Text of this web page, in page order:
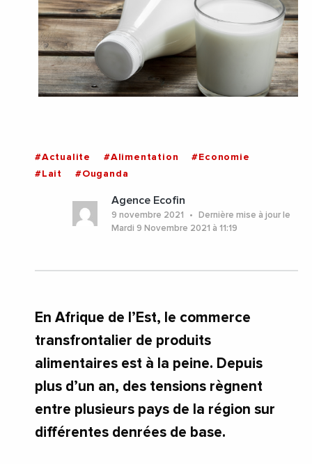
#Actualite #Alimentation
#Economie
#Lait
#Ouganda
Agence Ecofin
9 novembre 2021
Dernière mise à jour le
Mardi 9 Novembre 2021 à 11:19
En Afrique de l’Est, le commerce
transfrontalier de produits
alimentaires est à la peine. Depuis
plus d’un an, des tensions règnent
entre plusieurs pays de la région sur
différentes denrées de base.